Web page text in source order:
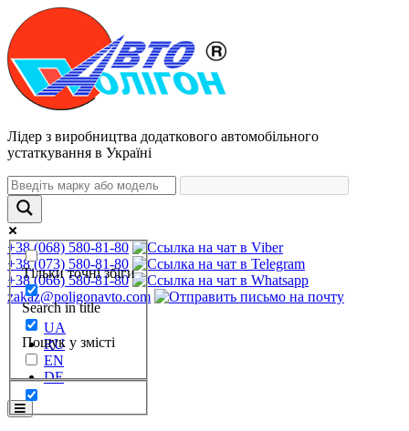
Лідер з виробництва додаткового автомобільного
устаткування в Україні
Тільки точні збіги
Search in title
Пошук у змісті
+38 (068) 580-81-80
+38 (073) 580-81-80
+38 (066) 580-81-80
zakaz@poligonavto.com
UA
RU
EN
DE